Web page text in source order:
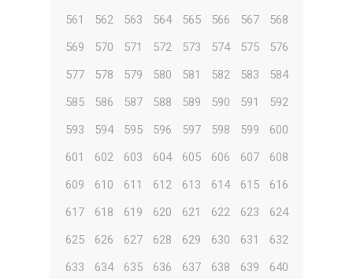
561
562 563 564 565 566 567
568
569
570 571 572 573 574 575
576
577
578 579 580 581 582 583
584
585
586 587 588 589 590 591
592
593
594 595 596 597 598 599
600
601
602 603 604 605 606 607
608
609
610 611 612 613 614 615
616
617
618 619 620 621 622 623
624
625
626 627 628 629 630 631
632
633
634 635 636 637 638 639
640